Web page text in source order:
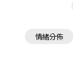
情緒分佈